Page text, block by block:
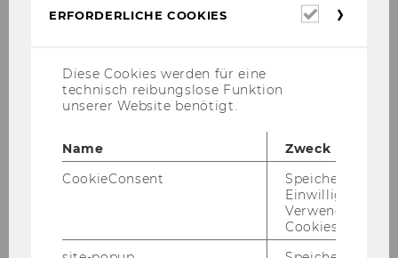
Symposium on the topic of international tax
"Wealth and Wealth Transfers under Tax
ERFORDERLICHE COOKIES
Diese Cookies werden für eine
technisch reibungslose Funktion
unserer Website benötigt.
Name
Zweck
CookieConsent
Speichert Ihre
Einwilligung zur
Verwendung von
Cookies.